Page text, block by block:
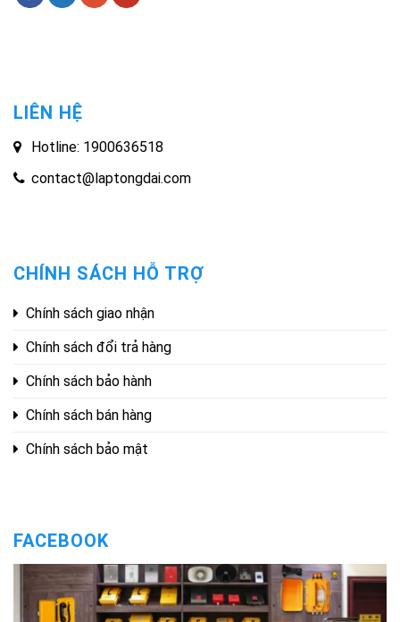
LIÊN HỆ
Hotline: 1900636518
contact@laptongdai.com
CHÍNH SÁCH HỖ TRỢ
Chính sách giao nhận
Chính sách đổi trả hàng
Chính sách bảo hành
Chính sách bán hàng
Chính sách bảo mật
FACEBOOK